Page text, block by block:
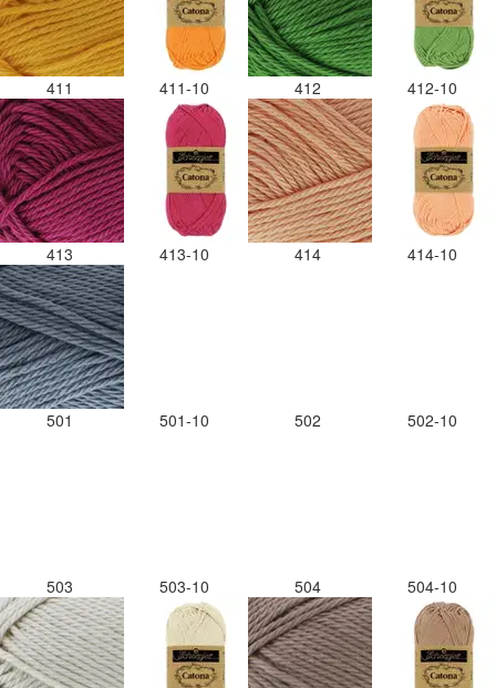
411 411-10 412 412-10
413 413-10 414 414-10
501 501-10 502 502-10
503 503-10 504 504-10